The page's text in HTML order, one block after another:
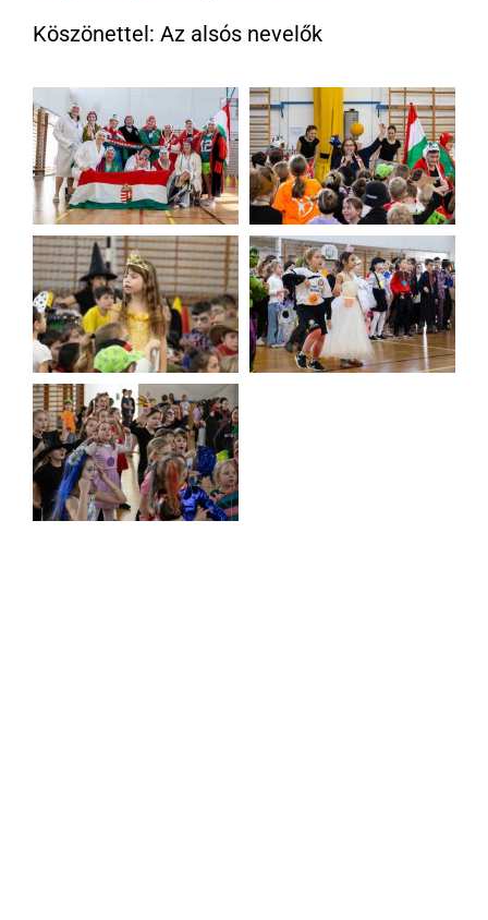
Köszönettel: Az alsós nevelők